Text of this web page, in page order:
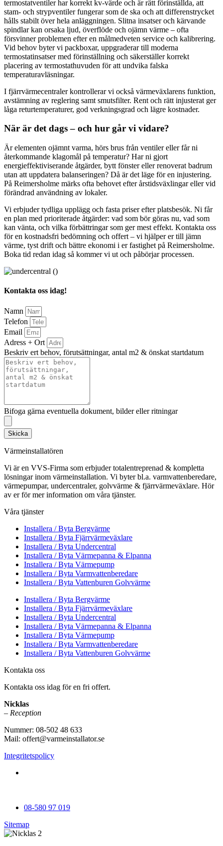
termostatventiler har korrekt kv‑värde och är rätt förinställda, att
stam- och strypventiler fungerar som de ska och att differenstrycket
hålls stabilt över hela anläggningen. Slitna insatser och kärvande
spindlar kan orsaka ljud, överflöde och ojämn värme – ofta
försvinner problemen efter en målmedveten service och kalibrering.
Vid behov byter vi packboxar, uppgraderar till moderna
termostatinsatser med förinställning och säkerställer korrekt
placering av termostathuvuden för att undvika falska
temperaturavläsningar.
I fjärrvärmecentraler kontrollerar vi också värmeväxlarens funktion,
avstämning av reglering samt smutsfilter. Rent och rätt injusterat ger
låga returtemperaturer, god verkningsgrad och lägre kostnader.
När är det dags – och hur går vi vidare?
Är elementen ojämnt varma, hörs brus från ventiler eller får ni
återkommande klagomål på temperatur? Har ni gjort
energieffektiviserande åtgärder, bytt fönster eller renoverat badrum
utan att uppdatera balanseringen? Då är det läge för en injustering.
På Reimersholme märks ofta behovet efter årstidsväxlingar eller vid
förändrad användning av lokaler.
Vi erbjuder tydliga upplägg och fasta priser efter platsbesök. Ni får
en plan med prioriterade åtgärder: vad som bör göras nu, vad som
kan vänta, och vilka förbättringar som ger mest effekt. Kontakta oss
för en kostnadsfri bedömning och offert – vi hjälper er till jämn
värme, tyst drift och bättre ekonomi i er fastighet på Reimersholme.
Boka tid redan idag så kommer vi ut och påbörjar processen.
Kontakta oss idag!
Namn
Telefon
Email
Adress + Ort
Beskriv ert behov, förutsättningar, antal m2 & önskat startdatum
Bifoga gärna eventuella dokument, bilder eller ritningar
Skicka
Värmeinstallatören
Vi är en VVS-Firma som erbjuder totalentreprenad & kompletta
lösningar inom värmeinstallation. Vi byter bl.a. varmvattenberedare,
värmepumpar, undercentraler, golvvärme & fjärrvärmeväxlare. Hör
av er för mer information om våra tjänster.
Våra tjänster
Installera / Byta Bergvärme
Installera / Byta Fjärrvärmeväxlare
Installera / Byta Undercentral
Installera / Byta Värmepanna & Elpanna
Installera / Byta Värmepump
Installera / Byta Varmvattenberedare
Installera / Byta Vattenburen Golvvärme
Installera / Byta Bergvärme
Installera / Byta Fjärrvärmeväxlare
Installera / Byta Undercentral
Installera / Byta Värmepanna & Elpanna
Installera / Byta Värmepump
Installera / Byta Varmvattenberedare
Installera / Byta Vattenburen Golvvärme
Kontakta oss
Kontakta oss idag för en fri offert.
Nicklas
– Reception
Nummer: 08-502 48 633
Mail: offert@varmeinstallator.se
Integritetspolicy
08-580 97 019
Sitemap